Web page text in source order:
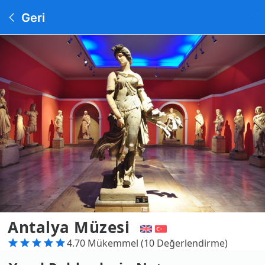
Geri
Antalya Müzesi
4.70 Mükemmel (10 Değerlendirme)